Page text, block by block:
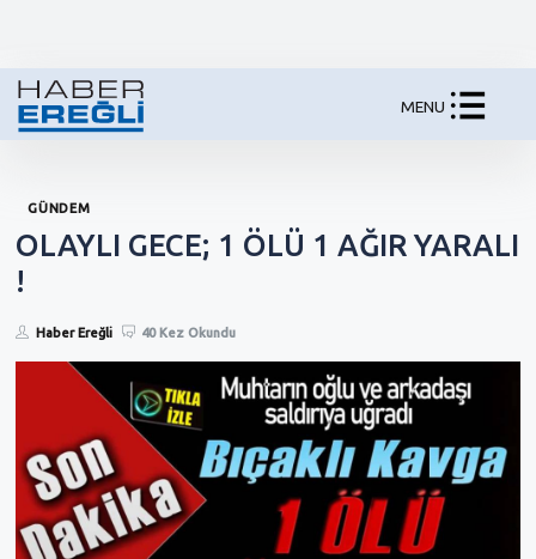
MENU
GÜNDEM
OLAYLI GECE; 1 ÖLÜ 1 AĞIR YARALI
!
Haber Ereğli 40 Kez Okundu